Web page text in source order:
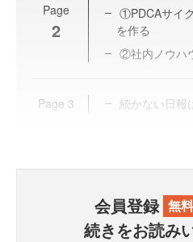
Page
2
①PDCAサイ
を作る
②社内ノウハ
Page 3 続かない日報
会員登録 無料
続きをお読み